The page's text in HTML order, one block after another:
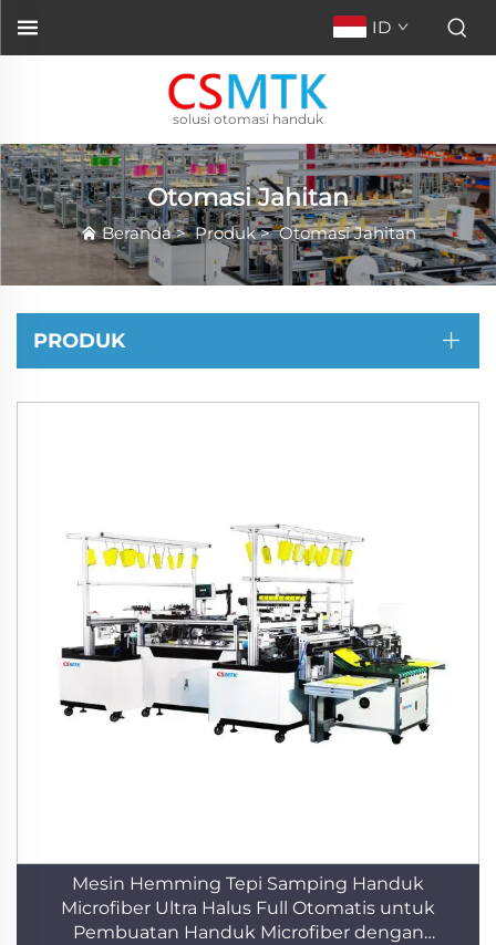
ID
solusi otomasi handuk
Otomasi Jahitan
Beranda>Produk>Otomasi Jahitan
PRODUK
Mesin Hemming Tepi Samping Handuk
Microfiber Ultra Halus Full Otomatis untuk
Pembuatan Handuk Microfiber dengan